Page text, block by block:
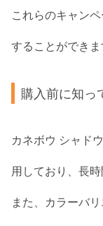
これらのキャン
することができま
購入前に知っ
カネボウ シャド
用しており、長
また、カラーバ